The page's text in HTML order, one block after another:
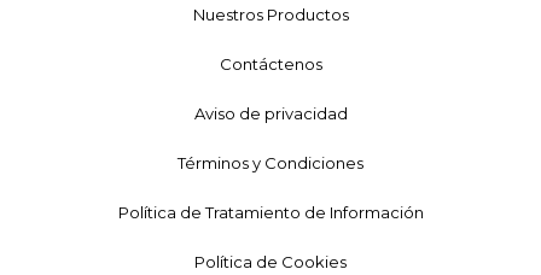
Nuestros Productos
Contáctenos
Aviso de privacidad
Términos y Condiciones
Política de Tratamiento de Información
Política de Cookies